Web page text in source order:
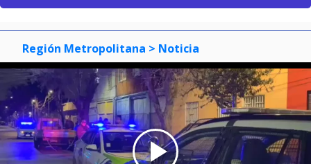
Región Metropolitana > Noticia